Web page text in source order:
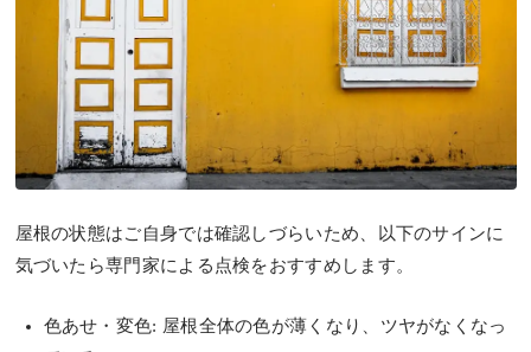
屋根の状態はご自身では確認しづらいため、以下のサインに
気づいたら専門家による点検をおすすめします。
色あせ・変色: 屋根全体の色が薄くなり、ツヤがなくなっ